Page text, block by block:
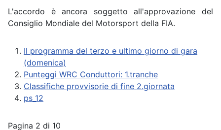
L'accordo è ancora soggetto all'approvazione del
Consiglio Mondiale del Motorsport della FIA.
Il programma del terzo e ultimo giorno di gara
(domenica)
Punteggi WRC Conduttori: 1.tranche
Classifiche provvisorie di fine 2.giornata
ps_12
Pagina 2 di 10